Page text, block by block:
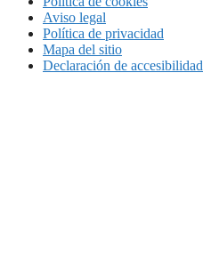
Aviso legal
Política de privacidad
Mapa del sitio
Declaración de accesibilidad